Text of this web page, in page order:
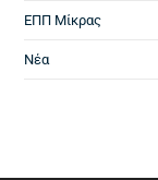
ΕΠΠ Μίκρας
Νέα